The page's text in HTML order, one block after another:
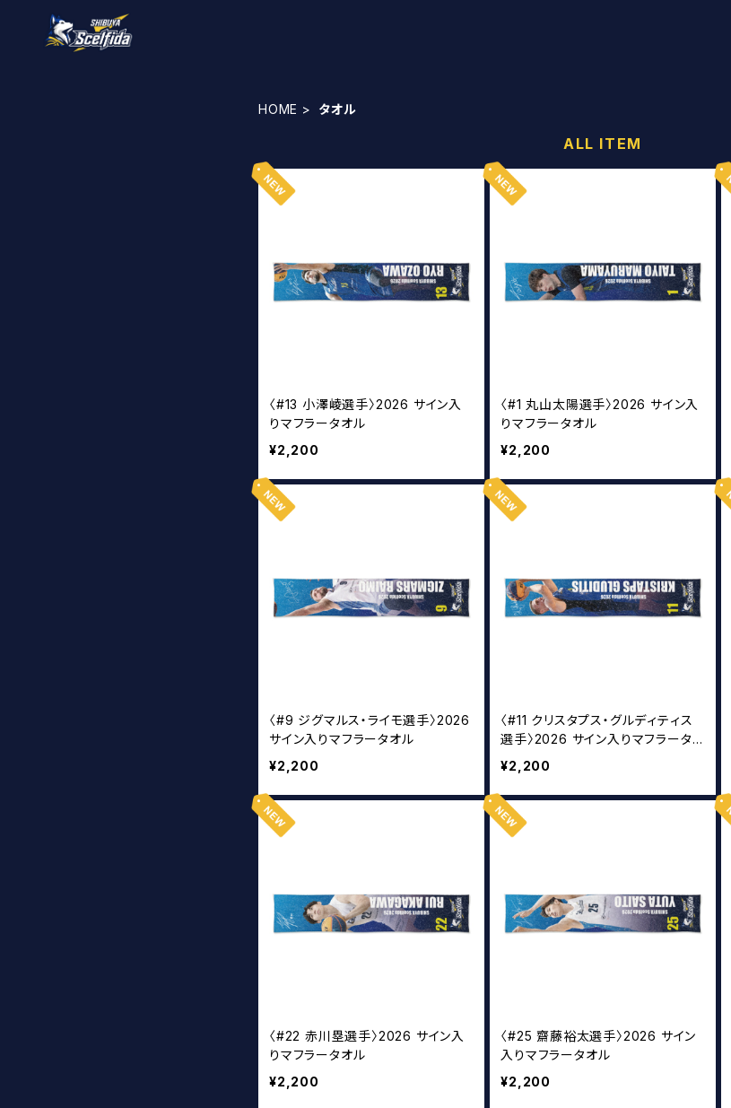
HOME タオル
ALL ITEM
〈#13 小澤崚選手〉2026 サイン入
りマフラータオル
¥2,200
〈#1 丸山太陽選手〉2026 サイン入
りマフラータオル
¥2,200
〈#9 ジグマルス・ライモ選手〉2026
サイン入りマフラータオル
¥2,200
〈#11 クリスタプス・グルディティス
選手〉2026 サイン入りマフラータオ
ル
¥2,200
〈#22 赤川塁選手〉2026 サイン入
りマフラータオル
¥2,200
〈#25 齋藤裕太選手〉2026 サイン
入りマフラータオル
¥2,200